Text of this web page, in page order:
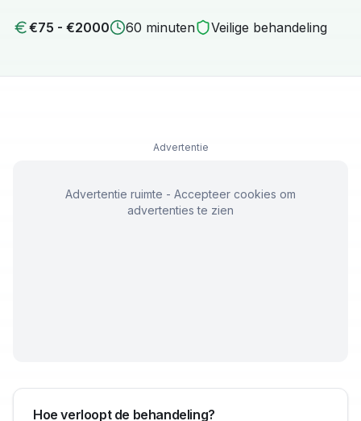
€75 - €2000 60 minuten Veilige behandeling
Advertentie
Advertentie ruimte - Accepteer cookies om
advertenties te zien
Hoe verloopt de behandeling?